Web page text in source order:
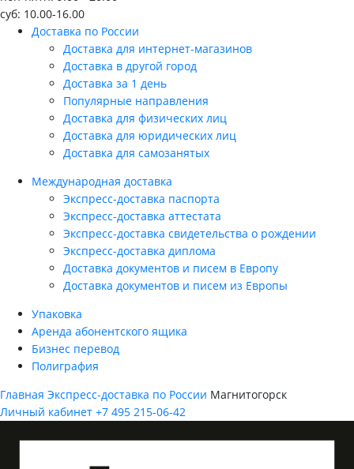
суб: 10.00-16.00
Доставка по России
Доставка для интернет-магазинов
Доставка в другой город
Доставка за 1 день
Популярные направления
Доставка для физических лиц
Доставка для юридических лиц
Доставка для самозанятых
Международная доставка
Экспресс-доставка паспорта
Экспресс-доставка аттестата
Экспресс-доставка свидетельства о рождении
Экспресс-доставка диплома
Доставка документов и писем в Европу
Доставка документов и писем из Европы
Упаковка
Аренда абонентского ящика
Бизнес перевод
Полиграфия
Главная Экспресс-доставка по России Магнитогорск
Личный кабинет +7 495 215-06-42